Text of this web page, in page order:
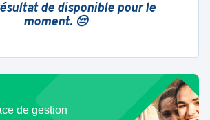
de disponible pour le
moment. 😔
de gestion